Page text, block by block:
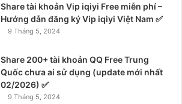
Share tài khoản Vip iqiyi Free miễn phí –
Hướng dẫn đăng ký Vip iqiyi Việt Nam ✅
9 Tháng 5, 2024
Share 200+ tài khoản QQ Free Trung
Quốc chưa ai sử dụng (update mới nhất
02/2026) ✅
9 Tháng 5, 2024